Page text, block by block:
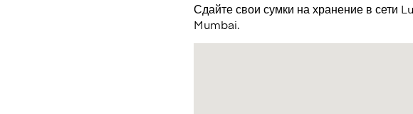
Сдайте свои сумки на хранение в сети
Mumbai.